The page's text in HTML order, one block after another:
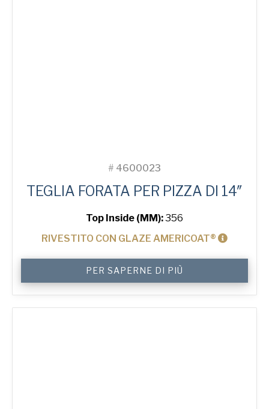
# 4600023
TEGLIA FORATA PER PIZZA DI 14″
Top Inside (MM):356
RIVESTITO CON GLAZE AMERICOAT®
Pizza
Tray
quantità
PER SAPERNE DI PIÙ